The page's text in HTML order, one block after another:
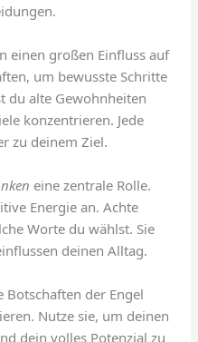
einen großen Einfluss auf
um bewusste Schritte
du alte Gewohnheiten
konzentrieren. Jede
zu deinem Ziel.
eine zentrale Rolle.
Energie an. Achte
Worte du wählst. Sie
deinen Alltag.
Botschaften der Engel
Nutze sie, um deinen
dein volles Potenzial zu